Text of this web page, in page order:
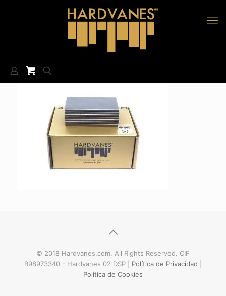
© 2018 Hardvanes.com. All Rights Reserved. CIF
B98973340 - Hardvanes 02 DSP | Política de Privacidad
Política de Cookies